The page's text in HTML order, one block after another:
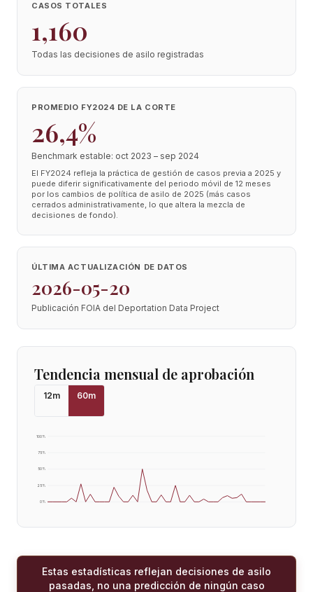
CASOS TOTALES
1,160
Todas las decisiones de asilo registradas
PROMEDIO FY2024 DE LA CORTE
26,4%
Benchmark estable: oct 2023 – sep 2024
El FY2024 refleja la práctica de gestión de casos previa a 2025 y
puede diferir significativamente del periodo móvil de 12 meses
por los cambios de política de asilo de 2025 (más casos
cerrados administrativamente, lo que altera la mezcla de
decisiones de fondo).
ÚLTIMA ACTUALIZACIÓN DE DATOS
2026-05-20
Publicación FOIA del Deportation Data Project
Tendencia mensual de aprobación
12m 60m
0%
25%
50%
75%
100%
Estas estadísticas reflejan decisiones de asilo
pasadas, no una predicción de ningún caso